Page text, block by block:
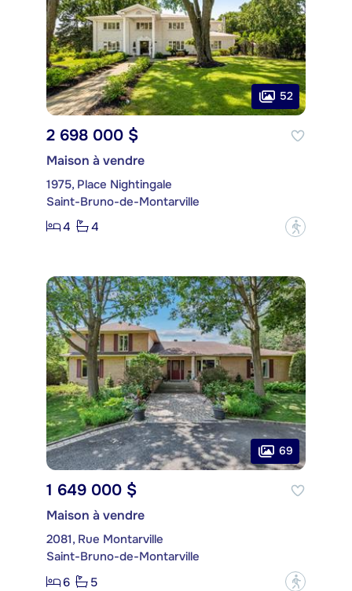
52
2 698 000 $
Maison à vendre
1975, Place Nightingale
Saint-Bruno-de-Montarville
4
4 ?
69
1 649 000 $
Maison à vendre
2081, Rue Montarville
Saint-Bruno-de-Montarville
6
5 ?